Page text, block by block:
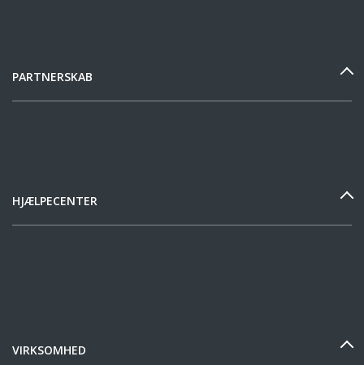
PARTNERSKAB
HJÆLPECENTER
VIRKSOMHED